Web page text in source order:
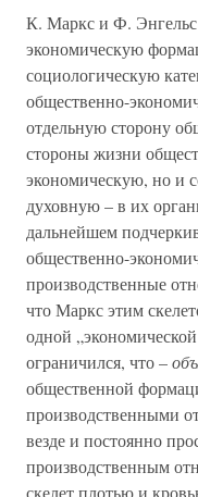
К. Маркс и Ф. Энгельс
экономическую
социологическую
общественно-
отдельную сторону
стороны жизни
экономическую, но и
духовную – в их
дальнейшем
общественно-
производственные
что Маркс этим
одной
ограничился, что –
общественной
производственными
везде и постоянно
производственным
скелет плотью и